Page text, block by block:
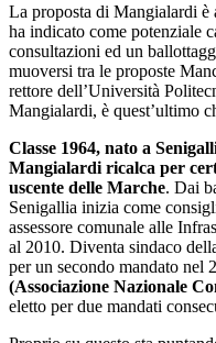
rimproverato una mancanza
cattive scelte organizzative
Ma a pesare enormemente
sicuramente il sisma che ha
scosse di agosto ed ottobre, e
dopo, hanno colpito
una parte del Lazio.
I danni sono stati
parte dei centri storici e
Non è stata apprezzata la
burocratizzata ed incapace
delle persone. Lo si è visto
governatrice leghista
malessere generato dalla
Giunta Regionale di Csx.